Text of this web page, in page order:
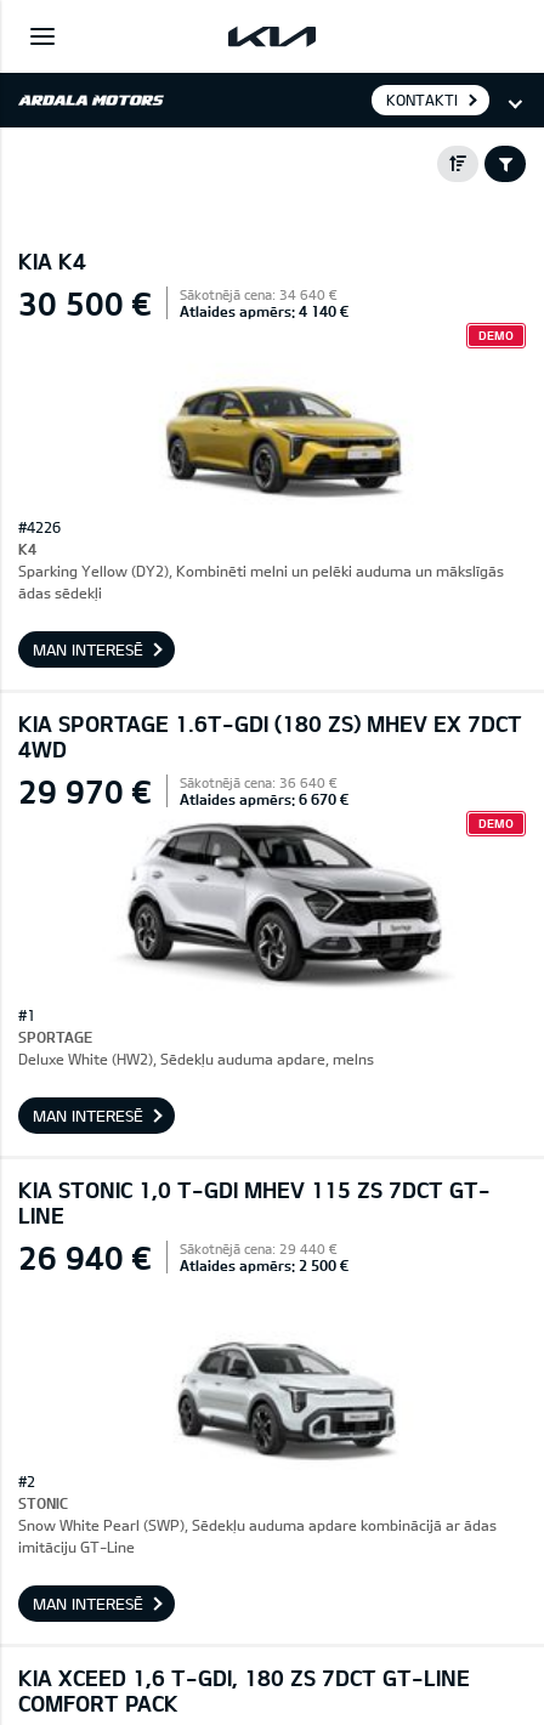
KONTAKTI
KIA K4
30 500 € Sākotnējā cena: 34 640 €
Atlaides apmērs: 4 140 €
DEMO
#4226
K4
Sparking Yellow (DY2), Kombinēti melni un pelēki auduma un mākslīgās
ādas sēdekļi
MAN INTERESĒ
KIA SPORTAGE 1.6T-GDI (180 ZS) MHEV EX 7DCT
4WD
29 970 € Sākotnējā cena: 36 640 €
Atlaides apmērs: 6 670 €
DEMO
#1
SPORTAGE
Deluxe White (HW2), Sēdekļu auduma apdare, melns
MAN INTERESĒ
KIA STONIC 1,0 T-GDI MHEV 115 ZS 7DCT GT-
LINE
26 940 € Sākotnējā cena: 29 440 €
Atlaides apmērs: 2 500 €
#2
STONIC
Snow White Pearl (SWP), Sēdekļu auduma apdare kombinācijā ar ādas
imitāciju GT-Line
MAN INTERESĒ
KIA XCEED 1,6 T-GDI, 180 ZS 7DCT GT-LINE
COMFORT PACK